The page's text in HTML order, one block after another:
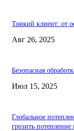
Тонкий клиент: от
Авг 26, 2025
Безопасная
Июл 15, 2025
Глобальное
грозить потепление